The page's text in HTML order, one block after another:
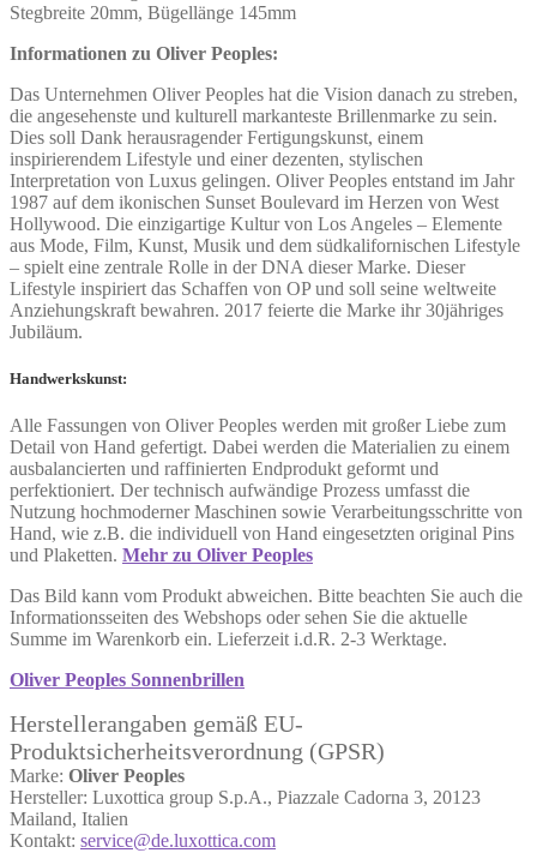
Stegbreite 20mm, Bügellänge 145mm
Informationen zu Oliver Peoples:
Das Unternehmen Oliver Peoples hat die Vision danach zu streben,
die angesehenste und kulturell markanteste Brillenmarke zu sein.
Dies soll Dank herausragender Fertigungskunst, einem
inspirierendem Lifestyle und einer dezenten, stylischen
Interpretation von Luxus gelingen. Oliver Peoples entstand im Jahr
1987 auf dem ikonischen Sunset Boulevard im Herzen von West
Hollywood. Die einzigartige Kultur von Los Angeles – Elemente
aus Mode, Film, Kunst, Musik und dem südkalifornischen Lifestyle
– spielt eine zentrale Rolle in der DNA dieser Marke. Dieser
Lifestyle inspiriert das Schaffen von OP und soll seine weltweite
Anziehungskraft bewahren. 2017 feierte die Marke ihr 30jähriges
Jubiläum.
Handwerkskunst:
Alle Fassungen von Oliver Peoples werden mit großer Liebe zum
Detail von Hand gefertigt. Dabei werden die Materialien zu einem
ausbalancierten und raffinierten Endprodukt geformt und
perfektioniert. Der technisch aufwändige Prozess umfasst die
Nutzung hochmoderner Maschinen sowie Verarbeitungsschritte von
Hand, wie z.B. die individuell von Hand eingesetzten original Pins
und Plaketten. Mehr zu Oliver Peoples
Das Bild kann vom Produkt abweichen. ​Bitte beachten Sie auch die
Informationsseiten des Webshops oder sehen Sie die aktuelle
Summe im Warenkorb ein. Lieferzeit i.d.R. 2-3 Werktage.
Oliver Peoples Sonnenbrillen
Herstellerangaben gemäß EU-
Produktsicherheitsverordnung (GPSR)
Marke: Oliver Peoples
Hersteller: Luxottica group S.p.A., Piazzale Cadorna 3, 20123
Mailand, Italien
Kontakt: service@de.luxottica.com